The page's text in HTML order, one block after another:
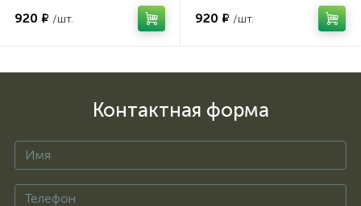
920 ₽ /шт. 920 ₽ /шт.
Контактная форма